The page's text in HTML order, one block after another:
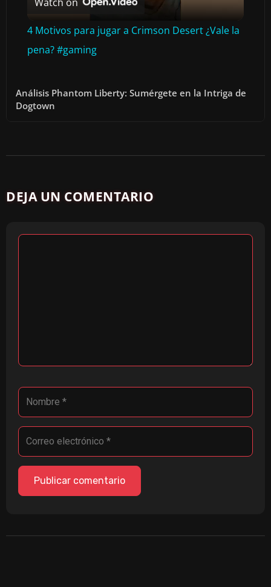
Y
I
D
E
4 Motivos para jugar a Crimson Desert ¿Vale la
pena? #gaming
Análisis Phantom Liberty: Sumérgete en la Intriga de
Dogtown
DEJA UN COMENTARIO